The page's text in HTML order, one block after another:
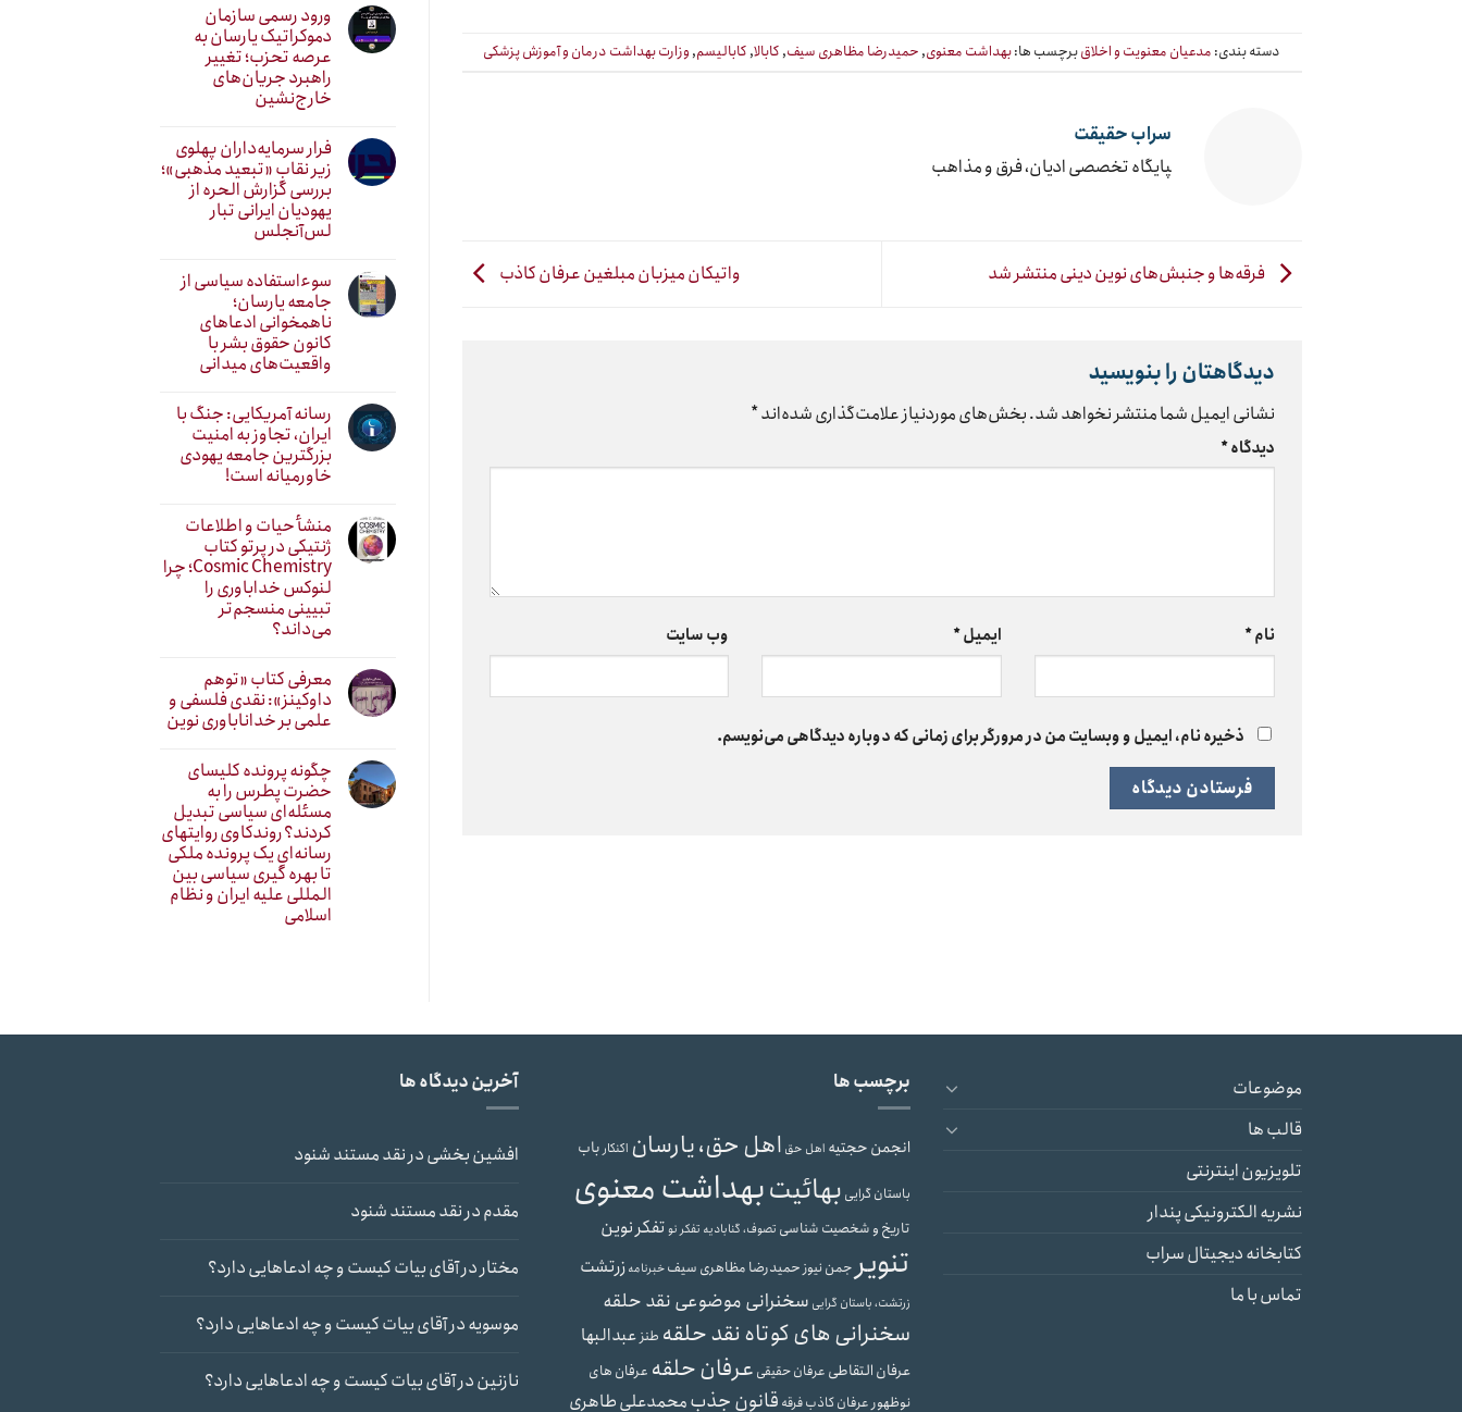
دسته بندی: مدعیان معنویت و اخلاقبرچسب ها:بهداشت معنوی, حمیدرضا مظاهری سیف, کابالا, کابالیسم, وزارت بهداشت درمان و آموزش پزشکی
سراب حقیقت
‍پایگاه تخصصی ادیان، فرق و مذاهب
فرقه‌ها و جنبش‌های نوین دینی منتشر شد واتیکان میزبان مبلغین عرفان کاذب
دیدگاهتان را بنویسید
نشانی ایمیل شما منتشر نخواهد شد.بخش‌های موردنیاز علامت‌گذاری شده‌اند*
دیدگاه*
نام* ایمیل* وب‌ سایت
ذخیره نام، ایمیل و وبسایت من در مرورگر برای زمانی که دوباره دیدگاهی می‌نویسم.
ورود رسمی سازمان
دموکراتیک یارسان به
عرصه تحزب؛ تغییر
راهبرد جریان‌های
خارج‌نشین
فرار سرمایه‌داران پهلوی
زیر نقابِ «تبعید مذهبی»؛
بررسی گزارش الحره از
یهودیان ایرانی تبار
لس‌آنجلس
سوءاستفاده سیاسی از
جامعه یارسان؛
ناهمخوانی ادعاهای
کانون حقوق بشر با
واقعیت‌های میدانی
رسانه آمریکایی: جنگ با
ایران، تجاوز به امنیت
بزرگترین جامعه یهودی
خاورمیانه است!
منشأ حیات و اطلاعات
ژنتیکی در پرتو کتاب
Cosmic Chemistry؛ چرا
لنوکس خداباوری را
تبیینی منسجم‌تر
می‌داند؟
معرفی کتاب «توهم
داوکینز»: نقدی فلسفی و
علمی بر خداناباوری نوین
چگونه پرونده کلیسای
حضرت پطرس را به
مسئله‌ای سیاسی تبدیل
کردند؟ روندکاوی روایتهای
رسانه‌ایِ یک پرونده ملکی
تا بهره گیری سیاسی بین
المللی علیه ایران و نظام
اسلامی
موضوعات
قالب ها
تلویزیون اینترنتی
نشریه الکترونیکی پندار
کتابخانه دیجیتال سراب
تماس با ما
برچسب ها
انجمن حجتیه اهل حق اهل حق، یارسان اکنکارباب
باستان گرایی بهائیتبهداشت معنوی
تاریخ و شخصیت شناسی تصوف، گنابادیه تفکر نوتفکر نوین
تنویر جمن نیوزحمیدرضا مظاهری سیفخبرنامهزرتشت
زرتشت، باستان گرایی سخنرانی موضوعی نقد حلقه
سخنرانی های کوتاه نقد حلقه طنزعبدالبها
عرفان التقاطی عرفان حقیقی عرفان حلقه عرفان های
نوظهورعرفان کاذبفرقه قانون جذبمحمدعلی طاهری
آخرین دیدگاه ها
افشین بخشیدرنقد مستند شنود
مقدمدرنقد مستند شنود
مختاردرآقای بیات کیست و چه ادعاهایی دارد؟
موسویهدرآقای بیات کیست و چه ادعاهایی دارد؟
نازنیندرآقای بیات کیست و چه ادعاهایی دارد؟